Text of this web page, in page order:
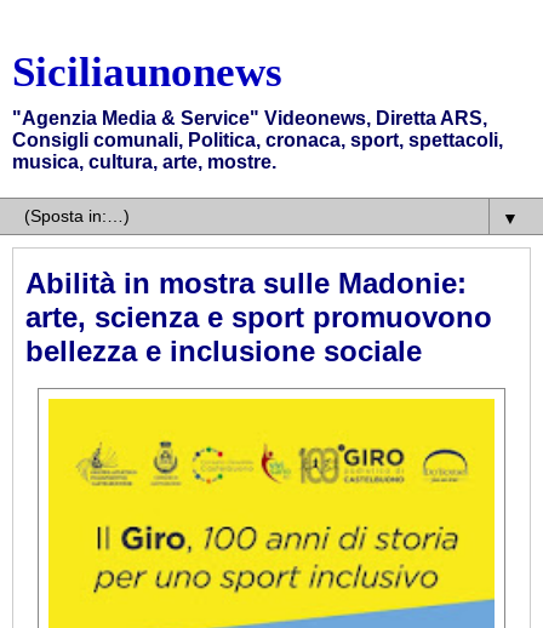
Siciliaunonews
"Agenzia Media & Service" Videonews, Diretta ARS,
Consigli comunali, Politica, cronaca, sport, spettacoli,
musica, cultura, arte, mostre.
▼
Abilità in mostra sulle Madonie:
arte, scienza e sport promuovono
bellezza e inclusione sociale